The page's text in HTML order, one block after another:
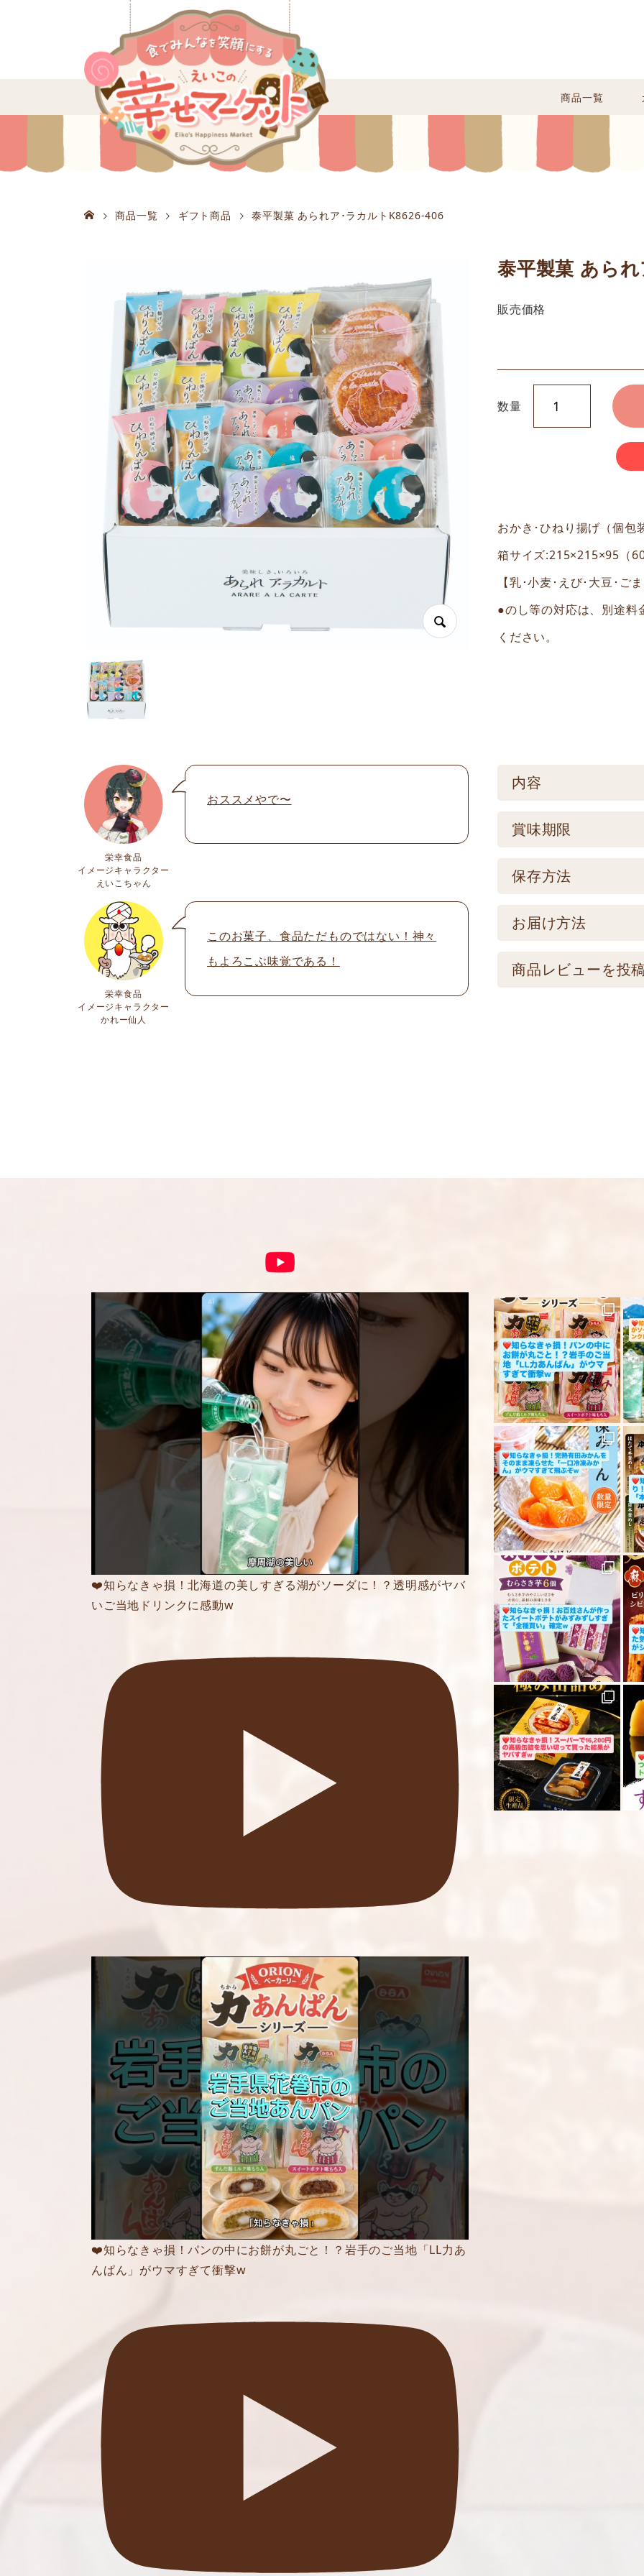
商品一覧
商品一覧 ギフト商品 泰平製菓 あられア･ラカルトK8626-406
栄幸食品
イメージキャラクター
えいこちゃん
おススメやで〜
栄幸食品
イメージキャラクター
かれー仙人
このお菓子、食品ただものではない！神々
もよろこぶ味覚である！
泰平製菓 あら
おかき･ひねり揚げ（個包
箱サイズ:215×215×95（60
【乳･小麦･えび･大豆･ごま
●のし等の対応は、別途料
ください。
販売価格
数量
内容
ケース／入数
賞味期限
賞味期限
品とは異なります。】
保存方法
保存方法
けてください。
お届け方法
配送方法
商品レビューを投
5段階評価をつけて
★
★★
★★★
★★★★
★★★★★
内容をご確認の上、
ください。
❤️知らなきゃ損！北海道の美しすぎる湖がソーダに！？透明感がヤバ
いご当地ドリンクに感動w
❤️知らなきゃ損！パンの中にお餅が丸ごと！？岩手のご当地「LL力あ
んぱん」がウマすぎて衝撃w